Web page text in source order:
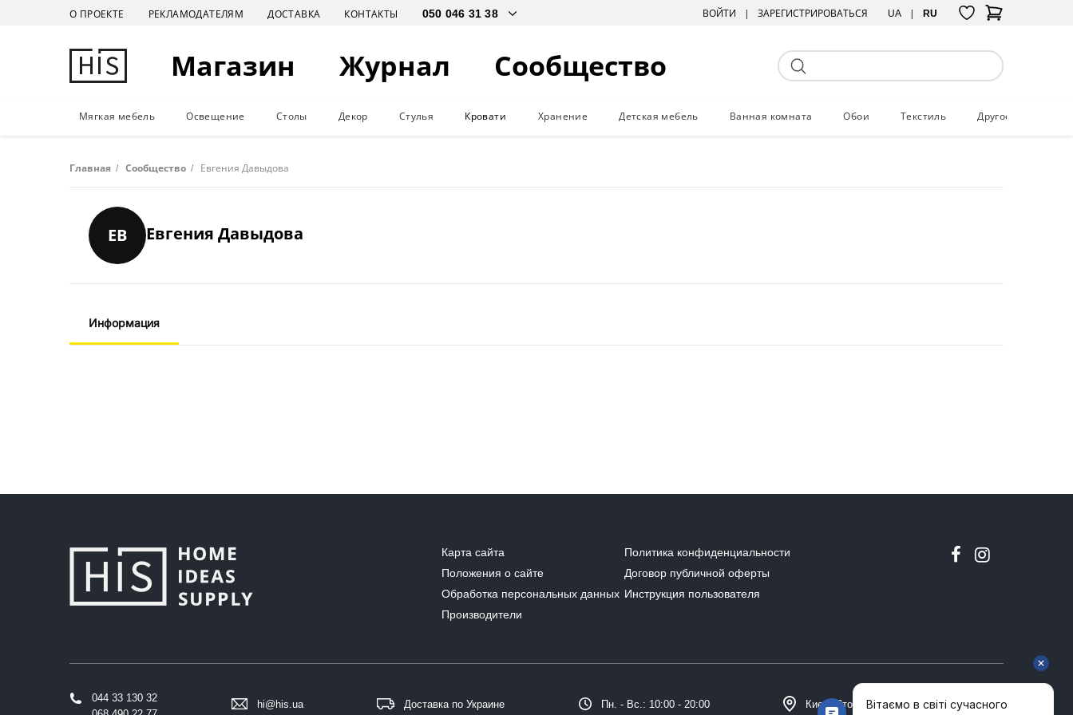
О ПРОЕКТЕ РЕКЛАМОДАТЕЛЯМ ДОСТАВКА КОНТАКТЫ ВОЙТИ ЗАРЕГИСТРИРОВАТЬСЯ UA RU
Магазин Журнал Сообщество
Мягкая мебель Освещение Столы Декор Стулья Кровати Хранение Детская мебель Ванная комната Обои Текстиль Другое
Главная / Сообщество / Евгения Давыдова
ЕВ Евгения Давыдова
Информация
Карта сайта
Политика конфиденциальности
Положения о сайте
Договор публичной оферты
Обработка персональных данных Инструкция пользователя
Производители
044 33 130 32
hi@his.ua Доставка по Украине Пн. - Вс.: 10:00 - 20:00 Киев, Столичное шоссе 101, Домосфера